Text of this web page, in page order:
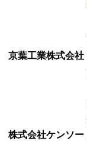
京葉工業株式会社
株式会社ケンソー